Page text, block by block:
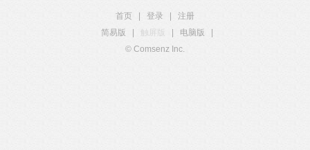
首页 登录
注册
简易版
触屏版 电脑版
© Comsenz Inc.